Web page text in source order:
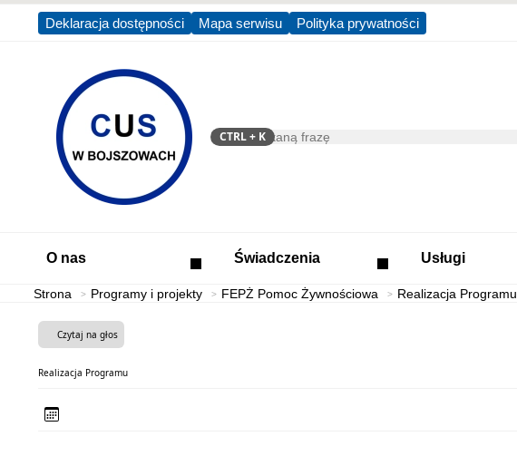
Deklaracja dostępności Mapa serwisu Polityka prywatności
Szukaj
CTRL+ K
O nas Świadczenia Usługi
Strona Programy i projekty FEPŻ Pomoc Żywnościowa Realizacja Programu
Czytaj na głos
Realizacja Programu